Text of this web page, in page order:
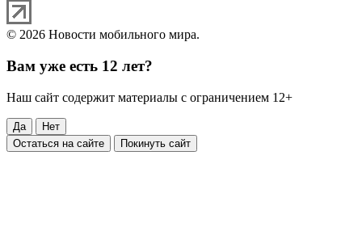
© 2026 Новости мобильного мира.
Вам уже есть 12 лет?
Наш сайт содержит материалы с ограничением 12+
Да
Нет
Остаться на сайте
Покинуть сайт